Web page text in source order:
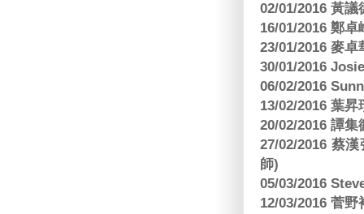
02/01/2016 黃
16/01/2016 鄭
23/01/2016 麥
30/01/2016
06/02/2016
13/02/2016 葉
20/02/2016 譚
27/02/2016 蔡
師)
05/03/2016
12/03/2016 菅